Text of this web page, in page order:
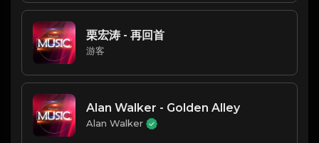
栗宏涛 - 再回首
游客
Alan Walker - Golden Alley
Alan Walker